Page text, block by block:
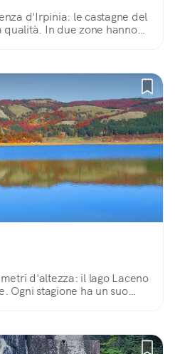
d'Irpinia: le castagne del
In due zone hanno
d'altezza: il lago Laceno
Ogni stagione ha un suo